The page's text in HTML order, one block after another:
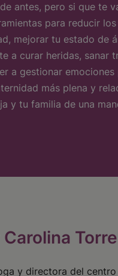
antes, pero si que te
para reducir
mejorar tu estado de
a curar heridas, sanar
a gestionar
más plena y
y tu familia de una
Carolina
y directora del